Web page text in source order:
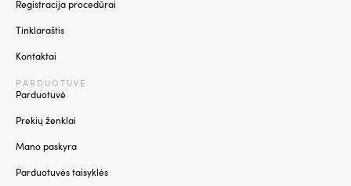
Registracija procedūrai
Tinklaraštis
Kontaktai
PARDUOTUVĖ
Parduotuvė
Prekių ženklai
Mano paskyra
Parduotuvės taisyklės